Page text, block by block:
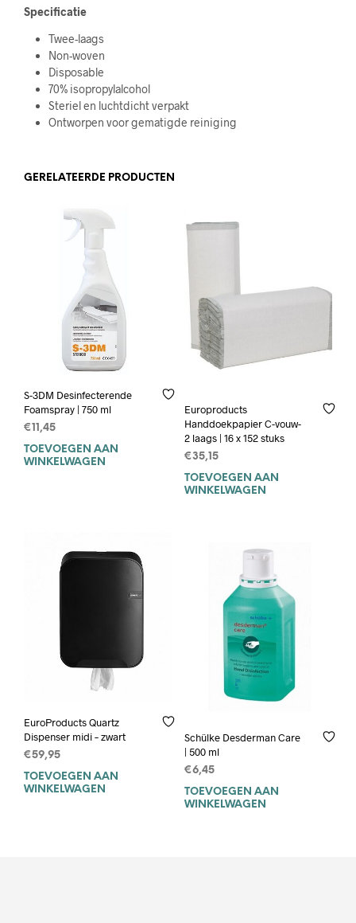
Specificatie
Twee-laags
Non-woven
Disposable
70% isopropylalcohol
Steriel en luchtdicht verpakt
Ontworpen voor gematigde reiniging
GERELATEERDE PRODUCTEN
S-3DM Desinfecterende
Foamspray | 750 ml
€11,45
TOEVOEGEN AAN
WINKELWAGEN
Europroducts
Handdoekpapier C-vouw-
2 laags | 16 x 152 stuks
€35,15
TOEVOEGEN AAN
WINKELWAGEN
EuroProducts Quartz
Dispenser midi – zwart
€59,95
TOEVOEGEN AAN
WINKELWAGEN
Schülke Desderman Care
| 500 ml
€6,45
TOEVOEGEN AAN
WINKELWAGEN